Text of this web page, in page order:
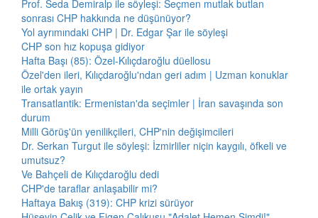
Prof. Seda Demiralp ile söyleşi: Seçmen mutlak butlan
sonrası CHP hakkında ne düşünüyor?
Yol ayrımındaki CHP | Dr. Edgar Şar ile söyleşi
CHP son hız kopuşa gidiyor
Hafta Başı (85): Özel-Kılıçdaroğlu düellosu
Özel'den ileri, Kılıçdaroğlu'ndan geri adım | Uzman konuklar
ile ortak yayın
Transatlantik: Ermenistan'da seçimler | İran savaşında son
durum
Milli Görüş'ün yenilikçileri, CHP'nin değişimcileri
Dr. Serkan Turgut ile söyleşi: İzmirliler niçin kaygılı, öfkeli ve
umutsuz?
Ve Bahçeli de Kılıçdaroğlu dedi
CHP'de taraflar anlaşabilir mi?
Haftaya Bakış (319): CHP krizi sürüyor